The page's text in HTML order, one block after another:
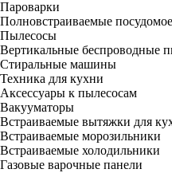
Пароварки
Полновстраиваемые
Пылесосы
Вертикальные беспроводные
Стиральные машины
Техника для кухни
Аксессуары к пылесосам
Вакууматоры
Встраиваемые вытяжки для
Встраиваемые морозильники
Встраиваемые холодильники
Газовые варочные панели